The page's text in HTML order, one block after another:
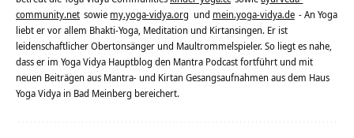
community.net sowie my.yoga-vidya.org und mein.yoga-vidya.de - An Yoga
liebt er vor allem Bhakti-Yoga, Meditation und Kirtansingen. Er ist
leidenschaftlicher Obertonsänger und Maultrommelspieler. So liegt es nahe,
dass er im Yoga Vidya Hauptblog den Mantra Podcast fortführt und mit
neuen Beiträgen aus Mantra- und Kirtan Gesangsaufnahmen aus dem Haus
Yoga Vidya in Bad Meinberg bereichert.